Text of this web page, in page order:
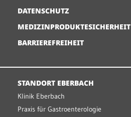
DATENSCHUTZ
MEDIZINPRODUKTESICHERHEIT
BARRIEREFREIHEIT
STANDORT EBERBACH
Klinik Eberbach
Praxis für Gastroenterologie